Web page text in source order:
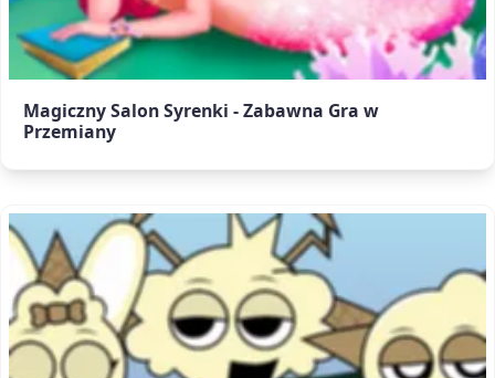
Magiczny Salon Syrenki - Zabawna Gra w
Przemiany